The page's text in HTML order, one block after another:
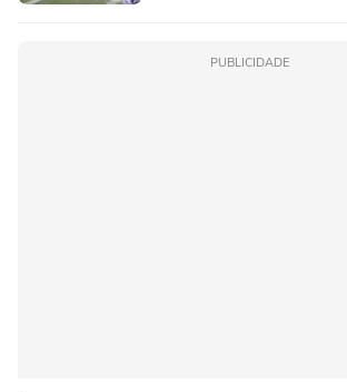
PUBLICIDADE